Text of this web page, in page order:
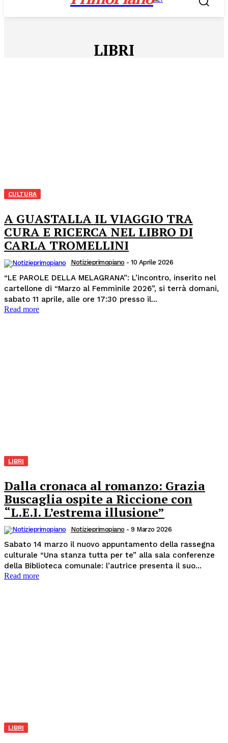
LIBRI
CULTURA
A GUASTALLA IL VIAGGIO TRA
CURA E RICERCA NEL LIBRO DI
CARLA TROMELLINI
Notizieprimopiano - 10 Aprile 2026
“LE PAROLE DELLA MELAGRANA”: L’incontro, inserito nel
cartellone di “Marzo al Femminile 2026”, si terrà domani,
sabato 11 aprile, alle ore 17:30 presso il...
Read more
LIBRI
Dalla cronaca al romanzo: Grazia
Buscaglia ospite a Riccione con
“L.E.I. L’estrema illusione”
Notizieprimopiano - 9 Marzo 2026
Sabato 14 marzo il nuovo appuntamento della rassegna
culturale “Una stanza tutta per te” alla sala conferenze
della Biblioteca comunale: l’autrice presenta il suo...
Read more
LIBRI